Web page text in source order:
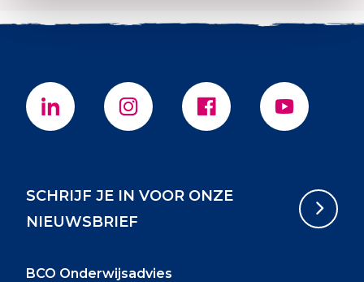
SCHRIJF JE IN VOOR ONZE
NIEUWSBRIEF
BCO Onderwijsadvies